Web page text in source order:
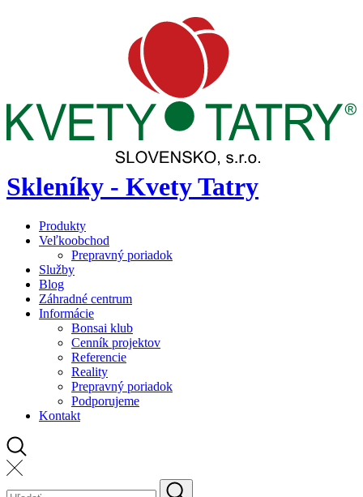
Skleníky - Kvety Tatry
Produkty
Veľkoobchod
Prepravný poriadok
Služby
Blog
Záhradné centrum
Informácie
Bonsai klub
Cenník projektov
Referencie
Reality
Prepravný poriadok
Podporujeme
Kontakt